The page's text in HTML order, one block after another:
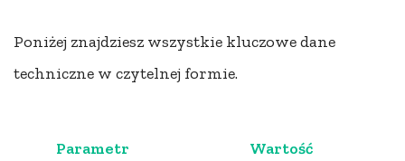
Poniżej znajdziesz wszystkie kluczowe dane
techniczne w czytelnej formie.
Parametr Wartość